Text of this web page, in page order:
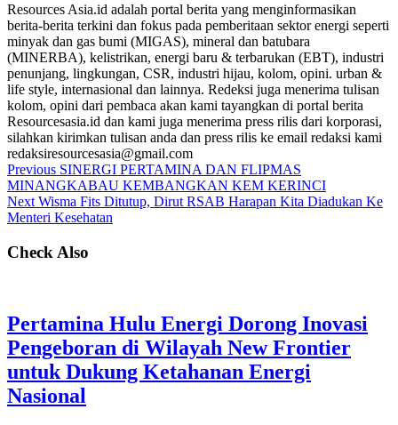
Resources Asia.id adalah portal berita yang menginformasikan
berita-berita terkini dan fokus pada pemberitaan sektor energi seperti
minyak dan gas bumi (MIGAS), mineral dan batubara
(MINERBA), kelistrikan, energi baru & terbarukan (EBT), industri
penunjang, lingkungan, CSR, industri hijau, kolom, opini. urban &
life style, internasional dan lainnya. Redeksi juga menerima tulisan
kolom, opini dari pembaca akan kami tayangkan di portal berita
Resourcesasia.id dan kami juga menerima press rilis dari korporasi,
silahkan kirimkan tulisan anda dan press rilis ke email redaksi kami
redaksiresourcesasia@gmail.com
Previous SINERGI PERTAMINA DAN FLIPMAS
MINANGKABAU KEMBANGKAN KEM KERINCI
Next Wisma Fits Ditutup, Dirut RSAB Harapan Kita Diadukan Ke
Menteri Kesehatan
Check Also
Pertamina Hulu Energi Dorong Inovasi
Pengeboran di Wilayah New Frontier
untuk Dukung Ketahanan Energi
Nasional